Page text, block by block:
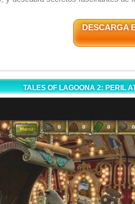
DESCARGA
TALES OF LAGOONA 2: PERIL